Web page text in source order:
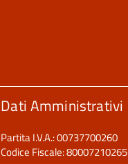
Dati Amministrativi
Partita I.V.A.: 00737700260
Codice Fiscale: 80007210265